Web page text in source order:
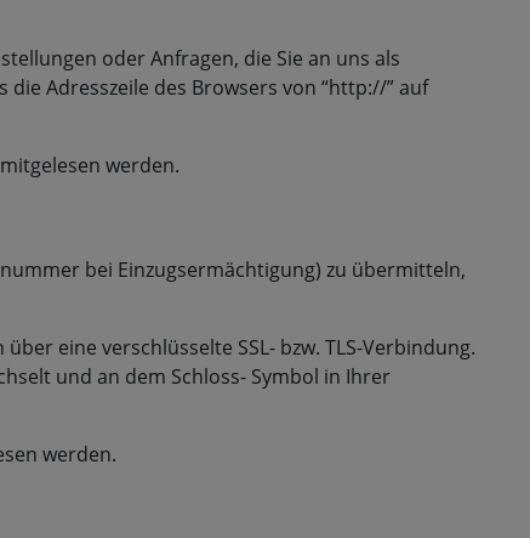
oder Anfragen, die Sie an uns als
die Adresszeile des Browsers von “http://” auf
werden.
bei Einzugsermächtigung) zu übermitteln,
eine verschlüsselte SSL- bzw. TLS-Verbindung.
und an dem Schloss- Symbol in Ihrer
werden.